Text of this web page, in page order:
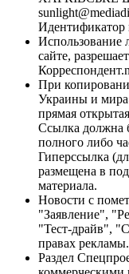
Идентификатор
Использование
сайте,
При
Украины и
прямая
Ссылка должна
полного либо
Гиперссылка
размещена в
материала.
Новости с
"Заявление",
"Тест-драйв",
правах рекламы.
Раздел